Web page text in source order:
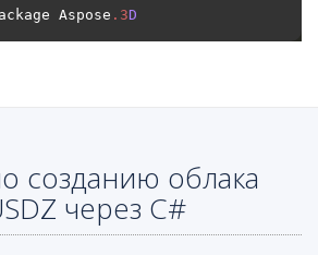
Aspose . 3D
созданию облака
через C#